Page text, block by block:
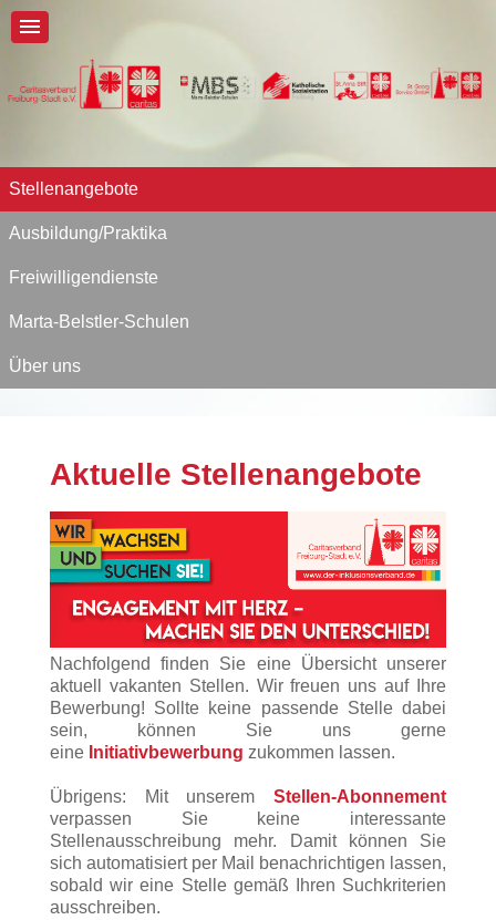
Stellenangebote
Ausbildung/Praktika
Freiwilligendienste
Marta-Belstler-Schulen
Über uns
Aktuelle Stellenangebote
Nachfolgend finden Sie eine Übersicht unserer
aktuell vakanten Stellen. Wir freuen uns auf Ihre
Bewerbung! Sollte keine passende Stelle dabei
sein, können Sie uns gerne
eine Initiativbewerbung zukommen lassen.
Übrigens: Mit unserem Stellen-Abonnement
verpassen Sie keine interessante
Stellenausschreibung mehr. Damit können Sie
sich automatisiert per Mail benachrichtigen lassen,
sobald wir eine Stelle gemäß Ihren Suchkriterien
ausschreiben.